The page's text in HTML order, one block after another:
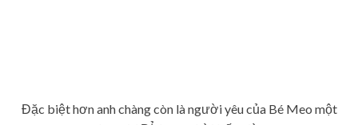
Đặc biệt hơn anh chàng còn là người yêu của Bé Meo một